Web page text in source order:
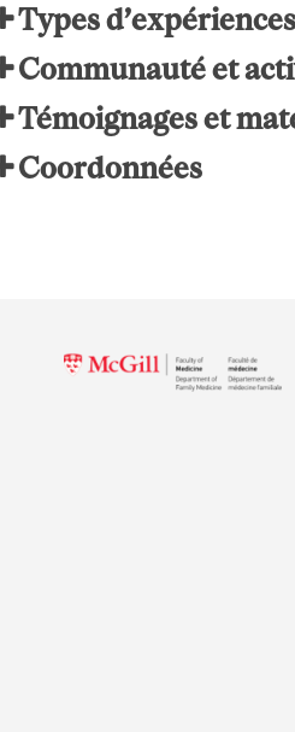
Types
Communauté et
Témoignages et
Coordonnées